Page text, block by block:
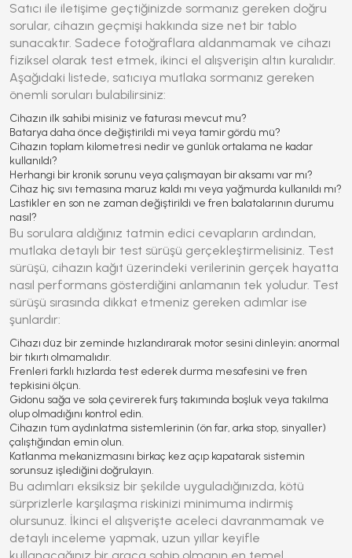
Satıcı ile iletişime geçtiğinizde sormanız gereken doğru
sorular, cihazın geçmişi hakkında size net bir tablo
sunacaktır. Sadece fotoğraflara aldanmamak ve cihazı
fiziksel olarak test etmek, ikinci el alışverişin altın kuralıdır.
Aşağıdaki listede, satıcıya mutlaka sormanız gereken
önemli soruları bulabilirsiniz:
Cihazın ilk sahibi misiniz ve faturası mevcut mu?
Batarya daha önce değiştirildi mi veya tamir gördü mü?
Cihazın toplam kilometresi nedir ve günlük ortalama ne kadar
kullanıldı?
Herhangi bir kronik sorunu veya çalışmayan bir aksamı var mı?
Cihaz hiç sıvı temasına maruz kaldı mı veya yağmurda kullanıldı mı?
Lastikler en son ne zaman değiştirildi ve fren balatalarının durumu
nasıl?
Bu sorulara aldığınız tatmin edici cevapların ardından,
mutlaka detaylı bir test sürüşü gerçekleştirmelisiniz. Test
sürüşü, cihazın kağıt üzerindeki verilerinin gerçek hayatta
nasıl performans gösterdiğini anlamanın tek yoludur. Test
sürüşü sırasında dikkat etmeniz gereken adımlar ise
şunlardır:
Cihazı düz bir zeminde hızlandırarak motor sesini dinleyin; anormal
bir tıkırtı olmamalıdır.
Frenleri farklı hızlarda test ederek durma mesafesini ve fren
tepkisini ölçün.
Gidonu sağa ve sola çevirerek furş takımında boşluk veya takılma
olup olmadığını kontrol edin.
Cihazın tüm aydınlatma sistemlerinin (ön far, arka stop, sinyaller)
çalıştığından emin olun.
Katlanma mekanizmasını birkaç kez açıp kapatarak sistemin
sorunsuz işlediğini doğrulayın.
Bu adımları eksiksiz bir şekilde uyguladığınızda, kötü
sürprizlerle karşılaşma riskinizi minimuma indirmiş
olursunuz. İkinci el alışverişte aceleci davranmamak ve
detaylı inceleme yapmak, uzun yıllar keyifle